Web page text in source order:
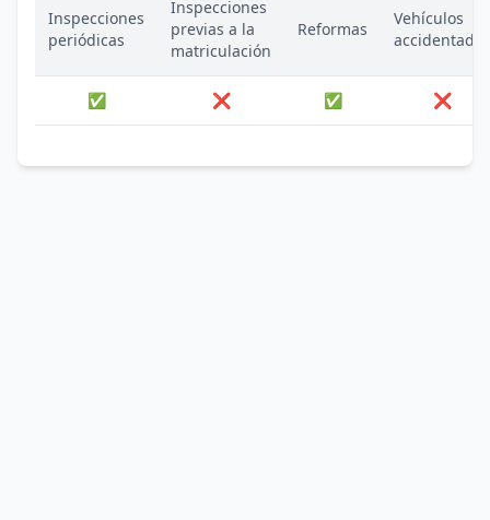
Inspecciones
periódicas
Inspecciones
previas a la
matriculación
Reformas
Vehículos
accidentados
✅ ❌ ✅ ❌